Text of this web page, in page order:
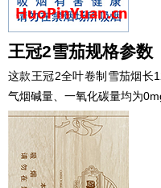
王冠2雪茄规格参数
这款王冠2全叶卷制雪茄烟长
气烟碱量、一氧化碳量均为